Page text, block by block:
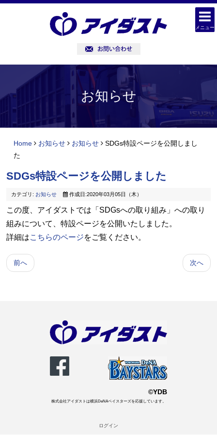
メニュー
お知らせ
Home お知らせ お知らせ
SDGs特設ページを公開しまし
た
SDGs特設ページを公開しました
カテゴリ: お知らせ 作成日:2020年03月05日（木）
この度、アイダストでは「SDGsへの取り組み」への取り
組みについて、特設ページを公開いたしました。
詳細はこちらのページをご覧ください。
前へ 次へ
©YDB
株式会社アイダストは横浜DeNAベイスターズを応援しています。
ログイン